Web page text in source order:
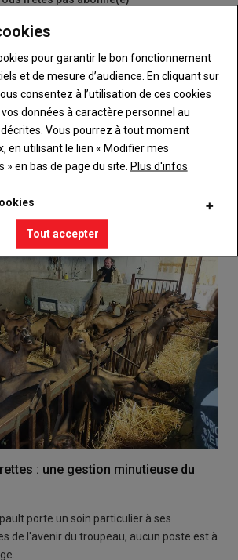
votre formule et créez votre
accéder à tout {nom-site}.
Créez un compte
AUSSI
: une gestion minutieuse du
porte un soin particulier à ses
de l'avenir du troupeau, aucun poste est à
pour garantir le bon fonctionnement
et de mesure d’audience. En cliquant sur
consentez à l’utilisation de ces cookies
données à caractère personnel au
Vous pourrez à tout moment
en utilisant le lien « Modifier mes
en bas de page du site. Plus d'infos
Tout accepter